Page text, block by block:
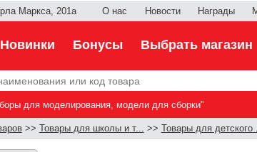
Маркса, 201а О нас Новости Награды
Новинки Бонусы Выбрать магазин
для моделирования, модели для сборки"
>> Товары для школы и т... >> Товары для детского